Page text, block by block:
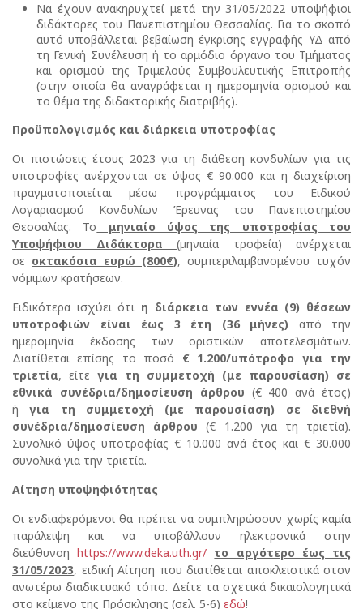
Να έχουν ανακηρυχτεί μετά την 31/05/2022 υποψήφιοι
διδάκτορες του Πανεπιστημίου Θεσσαλίας. Για το σκοπό
αυτό υποβάλλεται βεβαίωση έγκρισης εγγραφής ΥΔ από
τη Γενική Συνέλευση ή το αρμόδιο όργανο του Τμήματος
και ορισμού της Τριμελούς Συμβουλευτικής Επιτροπής
(στην οποία θα αναγράφεται η ημερομηνία ορισμού και
το θέμα της διδακτορικής διατριβής).
Προϋπολογισμός και διάρκεια υποτροφίας
Οι πιστώσεις έτους 2023 για τη διάθεση κονδυλίων για τις
υποτροφίες ανέρχονται σε ύψος € 90.000 και η διαχείριση
πραγματοποιείται μέσω προγράμματος του Ειδικού
Λογαριασμού Κονδυλίων Έρευνας του Πανεπιστημίου
Θεσσαλίας. Το μηνιαίο ύψος της υποτροφίας του
Υποψήφιου Διδάκτορα (μηνιαία τροφεία) ανέρχεται
σε οκτακόσια ευρώ (800€), συμπεριλαμβανομένου τυχόν
νόμιμων κρατήσεων.
Ειδικότερα ισχύει ότι η διάρκεια των εννέα (9) θέσεων
υποτροφιών είναι έως 3 έτη (36 μήνες) από την
ημερομηνία έκδοσης των οριστικών αποτελεσμάτων.
Διατίθεται επίσης το ποσό € 1.200/υπότροφο για την
τριετία, είτε για τη συμμετοχή (με παρουσίαση) σε
εθνικά συνέδρια/δημοσίευση άρθρου (€ 400 ανά έτος)
ήγια τη συμμετοχή (με παρουσίαση) σε διεθνή
συνέδρια/δημοσίευση άρθρου (€ 1.200 για τη τριετία).
Συνολικό ύψος υποτροφίας € 10.000 ανά έτος και € 30.000
συνολικά για την τριετία.
Αίτηση υποψηφιότητας
Οι ενδιαφερόμενοι θα πρέπει να συμπληρώσουν χωρίς καμία
παράλειψη και να υποβάλλουν ηλεκτρονικά στην
διεύθυνσηhttps://www.deka.uth.gr/ το αργότερο έως τις
31/05/2023, ειδική Αίτηση που διατίθεται αποκλειστικά στον
ανωτέρω διαδικτυακό τόπο. Δείτε τα σχετικά δικαιολογητικά
στο κείμενο της Πρόσκλησης (σελ. 5-6) εδώ!